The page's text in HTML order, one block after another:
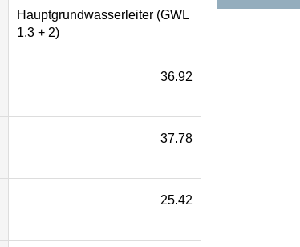
Hauptgrundwasserleiter (GWL
1.3 + 2)
36.92
37.78
25.42